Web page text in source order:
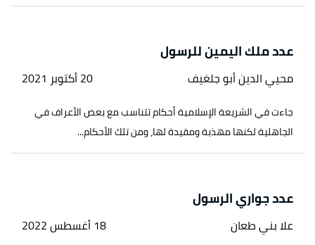
عدد ملك اليمين للرسول
محيي الدين أبو جلغيف 20 أكتوبر 2021
جاءت في الشريعة الإسلامية أحكام تتناسب مع بعض الأعراف في
الجاهلية لكنها مهذبة ومقيدة لها، ومن تلك الأحكام...
عدد جواري الرسول
علا بني طعان 18 أغسطس 2022